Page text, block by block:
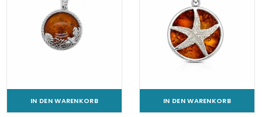
IN DEN WARENKORB IN DEN WARENKORB